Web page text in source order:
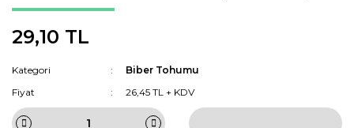
29,10 TL
Kategori
Biber Tohumu
Fiyat
26,45 TL + KDV